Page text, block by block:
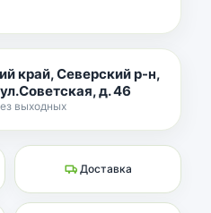
край, Северский р-н,
д. 46
выходных
Доставка